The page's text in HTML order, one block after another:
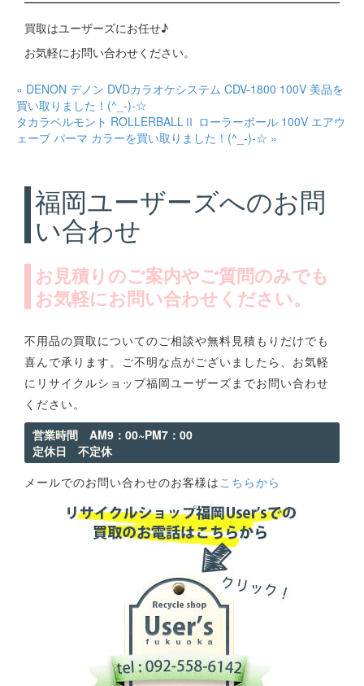
買取はユーザーズにお任せ♪
お気軽にお問い合わせください。
« DENON デノン DVDカラオケシステム CDV-1800 100V 美品を
買い取りました！(^_-)-☆
タカラベルモント ROLLERBALLⅡ ローラーボール 100V エアウ
ェーブ パーマ カラーを買い取りました！(^_-)-☆ »
福岡ユーザーズへのお問
い合わせ
お見積りのご案内やご質問のみでも
お気軽にお問い合わせください。
不用品の買取についてのご相談や無料見積もりだけでも
喜んで承ります。ご不明な点がございましたら、お気軽
にリサイクルショップ福岡ユーザーズまでお問い合わせ
ください。
営業時間 AM9：00~PM7：00
定休日 不定休
メールでのお問い合わせのお客様は こちらから